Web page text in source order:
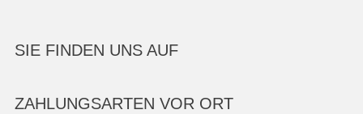
SIE FINDEN UNS AUF
ZAHLUNGSARTEN VOR ORT